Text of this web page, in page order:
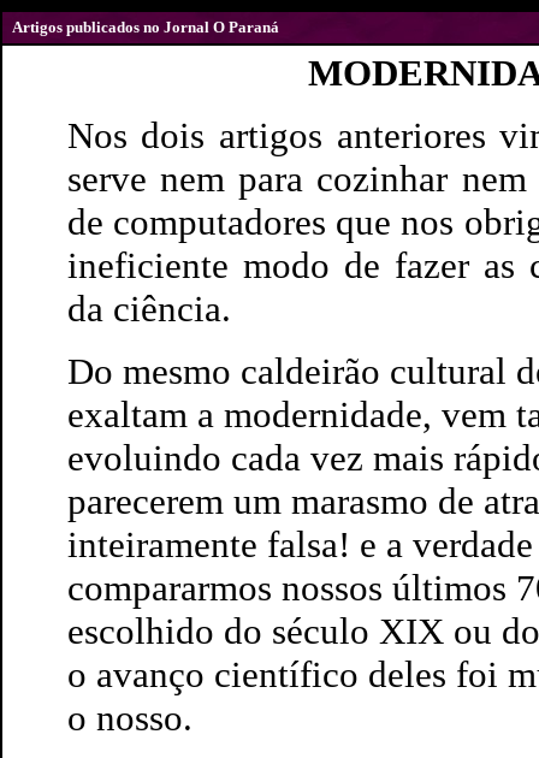
Artigos publicados no Jornal O Paraná
Nos dois artigos anteriores
serve nem para cozinhar
de computadores que nos
ineficiente modo de fazer as
da ciência.
Do mesmo caldeirão cultural
exaltam a modernidade, vem
evoluindo cada vez mais
parecerem um marasmo de
inteiramente falsa! e a
compararmos nossos últimos
escolhido do século XIX ou
o avanço científico deles foi
o nosso.